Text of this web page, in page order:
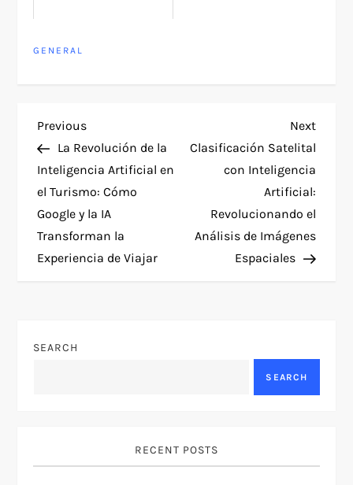
GENERAL
P
o
s
t
v
a
Previous
Post
Previous
La Revolución de la
Inteligencia Artificial en
el Turismo: Cómo
Google y la IA
Transforman la
Experiencia de Viajar
Next
Post
Next
Clasificación Satelital
con Inteligencia
Artificial:
Revolucionando el
Análisis de Imágenes
Espaciales
SEARCH
SEARCH
RECENT POSTS